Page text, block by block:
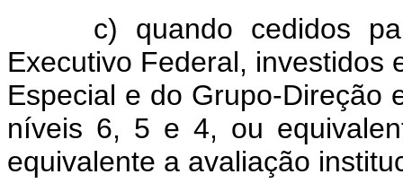
c) quando cedidos
Executivo Federal, investidos
Especial e do Grupo-Direção
níveis 6, 5 e 4, ou
equivalente a avaliação